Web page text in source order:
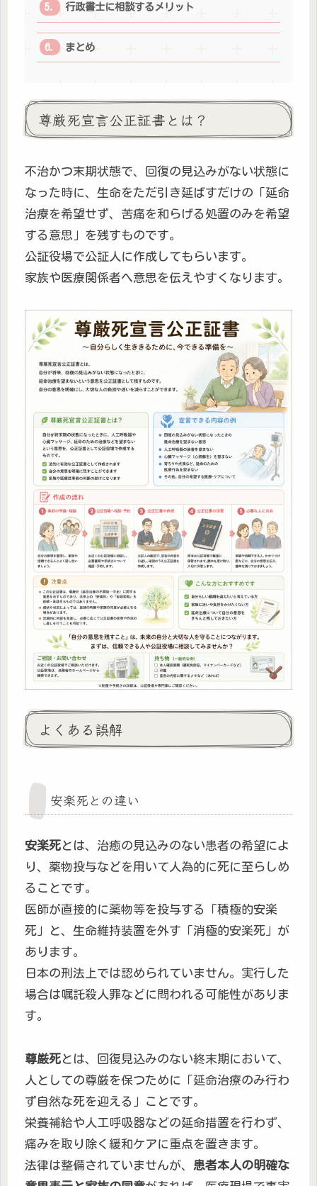
行政書士に相談するメリット
まとめ
尊厳死宣言公正証書とは？
不治かつ末期状態で、回復の見込みがない状態に
なった時に、生命をただ引き延ばすだけの「延命
治療を希望せず、苦痛を和らげる処置のみを希望
する意思」を残すものです。
公証役場で公証人に作成してもらいます。
家族や医療関係者へ意思を伝えやすくなります。
よくある誤解
安楽死との違い
安楽死とは、治癒の見込みのない患者の希望によ
り、薬物投与などを用いて人為的に死に至らしめ
ることです。
医師が直接的に薬物等を投与する「積極的安楽
死」と、生命維持装置を外す「消極的安楽死」が
あります。
日本の刑法上では認められていません。実行した
場合は嘱託殺人罪などに問われる可能性がありま
す。
尊厳死とは、回復見込みのない終末期において、
人としての尊厳を保つために「延命治療のみ行わ
ず自然な死を迎える」ことです。
栄養補給や人工呼吸器などの延命措置を行わず、
痛みを取り除く緩和ケアに重点を置きます。
法律は整備されていませんが、 患者本人の明確な